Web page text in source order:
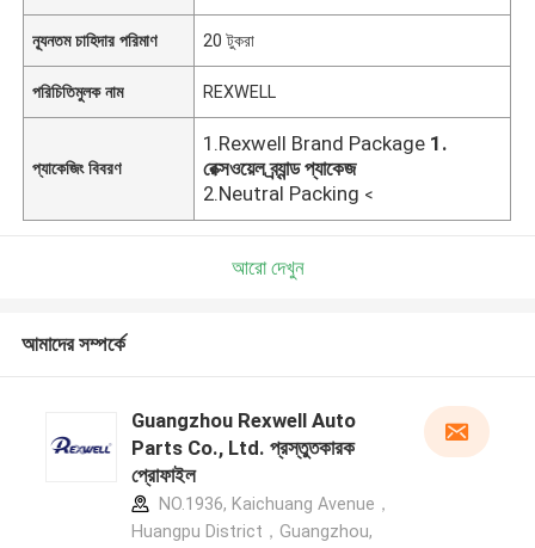
ন্যূনতম চাহিদার পরিমাণ 20 টুকরা
পরিচিতিমুলক নাম REXWELL
প্যাকেজিং বিবরণ
1.Rexwell Brand Package 1.
রেক্সওয়েল ব্র্যান্ড প্যাকেজ
2.Neutral Packing <
আরো দেখুন
আমাদের সম্পর্কে
Guangzhou Rexwell Auto
Parts Co., Ltd. প্রস্তুতকারক
প্রোফাইল
NO.1936, Kaichuang Avenue，
Huangpu District，Guangzhou,